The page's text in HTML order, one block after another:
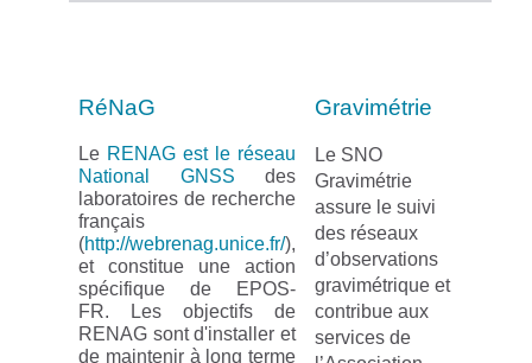
RéNaG
Le RENAG est le réseau
National GNSS des
laboratoires de recherche
français
(http://webrenag.unice.fr/),
et constitue une action
spécifique de EPOS-
FR. Les objectifs de
RENAG sont d'installer et
de maintenir à long terme
Gravimétrie
Le SNO
Gravimétrie
assure le suivi
des réseaux
d’observations
gravimétrique et
contribue aux
services de